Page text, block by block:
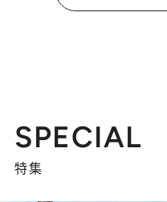
SPECIAL
特集